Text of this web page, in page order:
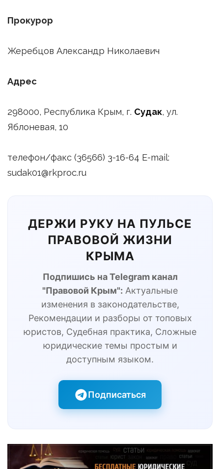
Прокурор
Жеребцов Александр Николаевич
Адрес
298000, Республика Крым, г. Судак, ул.
Яблоневая, 10
телефон/факс (36566) 3-16-64 E-mail:
sudak01@rkproc.ru
ДЕРЖИ РУКУ НА ПУЛЬСЕ
ПРАВОВОЙ ЖИЗНИ
КРЫМА
Подпишись на Telegram канал
"Правовой Крым": Актуальные
изменения в законодательстве,
Рекомендации и разборы от топовых
юристов, Судебная практика, Сложные
юридические темы простым и
доступным языком.
Подписаться